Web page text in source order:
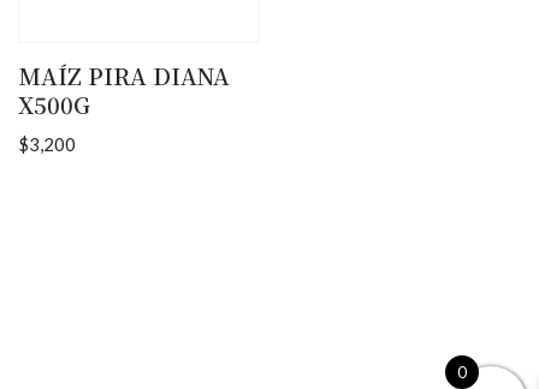
MAÍZ PIRA DIANA
X500G
$3,200
0